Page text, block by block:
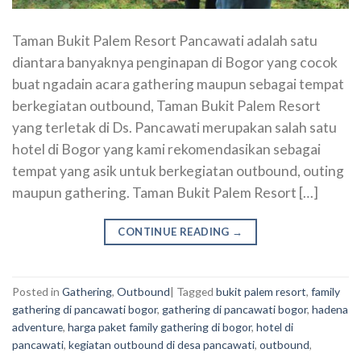
Taman Bukit Palem Resort Pancawati adalah satu
diantara banyaknya penginapan di Bogor yang cocok
buat ngadain acara gathering maupun sebagai tempat
berkegiatan outbound, Taman Bukit Palem Resort
yang terletak di Ds. Pancawati merupakan salah satu
hotel di Bogor yang kami rekomendasikan sebagai
tempat yang asik untuk berkegiatan outbound, outing
maupun gathering. Taman Bukit Palem Resort […]
CONTINUE READING →
Posted in Gathering, Outbound| Tagged bukit palem resort, family
gathering di pancawati bogor, gathering di pancawati bogor, hadena
adventure, harga paket family gathering di bogor, hotel di
pancawati, kegiatan outbound di desa pancawati, outbound,